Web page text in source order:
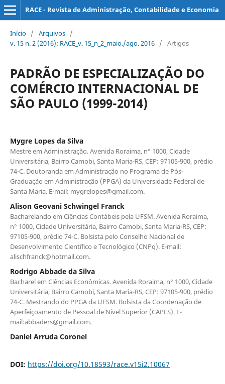
RACE - Revista de Administração, Contabilidade e Economia
Início / Arquivos /
v. 15 n. 2 (2016): RACE_v. 15_n_2_maio./ago. 2016 / Artigos
PADRÃO DE ESPECIALIZAÇÃO DO
COMÉRCIO INTERNACIONAL DE
SÃO PAULO (1999-2014)
Mygre Lopes da Silva
Mestre em Administração. Avenida Roraima, n° 1000, Cidade
Universitária, Bairro Camobi, Santa Maria-RS, CEP: 97105-900, prédio
74-C. Doutoranda em Administração no Programa de Pós-
Graduação em Administração (PPGA) da Universidade Federal de
Santa Maria. E-mail: mygrelopes@gmail.com.
Alison Geovani Schwingel Franck
Bacharelando em Ciências Contábeis pela UFSM. Avenida Roraima,
n° 1000, Cidade Universitária, Bairro Camobi, Santa Maria-RS, CEP:
97105-900, prédio 74-C. Bolsista pelo Conselho Nacional de
Desenvolvimento Científico e Tecnológico (CNPq). E-mail:
alischfranck@hotmail.com.
Rodrigo Abbade da Silva
Bacharel em Ciências Econômicas. Avenida Roraima, n° 1000, Cidade
Universitária, Bairro Camobi, Santa Maria-RS, CEP: 97105-900, prédio
74-C. Mestrando do PPGA da UFSM. Bolsista da Coordenação de
Aperfeiçoamento de Pessoal de Nível Superior (CAPES). E-
mail:abbaders@gmail.com.
Daniel Arruda Coronel
DOI: https://doi.org/10.18593/race.v15i2.10067